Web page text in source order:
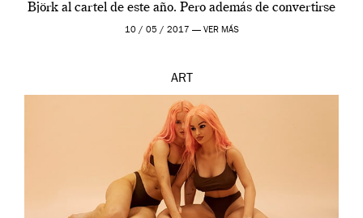
Björk al cartel de este año. Pero además de convertirse
en una de las actuaciones más relevantes […]
10 / 05 / 2017 — VER MÁS
ART